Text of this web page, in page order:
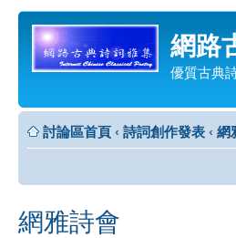
網路
優質古典
討論區首頁 ‹ 詩詞創作發表 ‹ 網
網雅詩會